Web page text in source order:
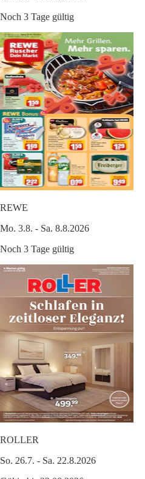
Noch 3 Tage gültig
REWE
Mo. 3.8. - Sa. 8.8.2026
Noch 3 Tage gültig
ROLLER
So. 26.7. - Sa. 22.8.2026